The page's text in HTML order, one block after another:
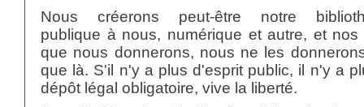
Nous créerons peut-être notre
publique à nous, numérique et autre, et nos
que nous donnerons, nous ne les
que là. S'il n'y a plus d'esprit public, il n'y a
dépôt légal obligatoire, vive la liberté.